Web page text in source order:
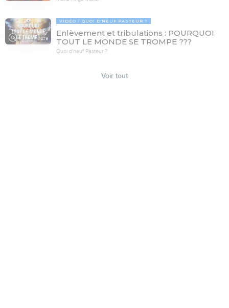
78:19
VIDÉO QUOI D'NEUF PASTEUR ?
Enlèvement et tribulations : POURQUOI
TOUT LE MONDE SE TROMPE ???
Quoi d'neuf Pasteur ?
Voir tout